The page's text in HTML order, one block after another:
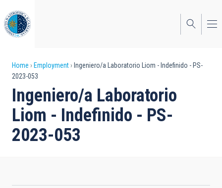
to
main
content
Breadcrumb
Home Employment
Ingeniero/a Laboratorio Liom - Indefinido - PS-
2023-053
Ingeniero/a Laboratorio
Liom - Indefinido - PS-
2023-053